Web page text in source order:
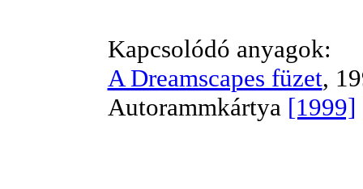
Kapcsolódó anyagok:
A Dreamscapes füzet,
Autorammkártya [1999]